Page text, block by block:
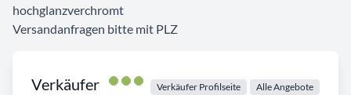
Verkäufer Verkäufer Profilseite Alle Angebote
hochglanzverchromt
Versandanfragen bitte mit PLZ